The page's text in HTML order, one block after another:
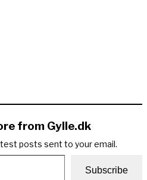
from Gylle.dk
posts sent to your email.
Subscribe